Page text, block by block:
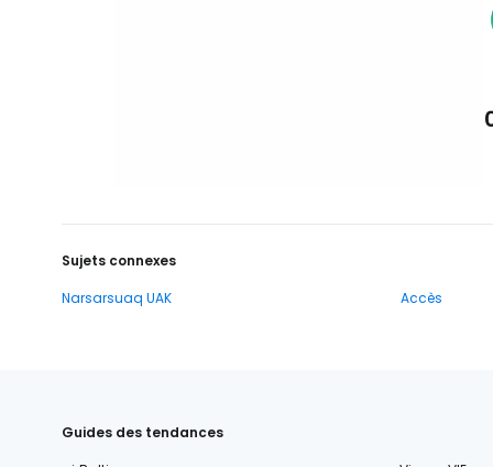
Sujets connexes
Narsarsuaq UAK
Accès
Guides des tendances